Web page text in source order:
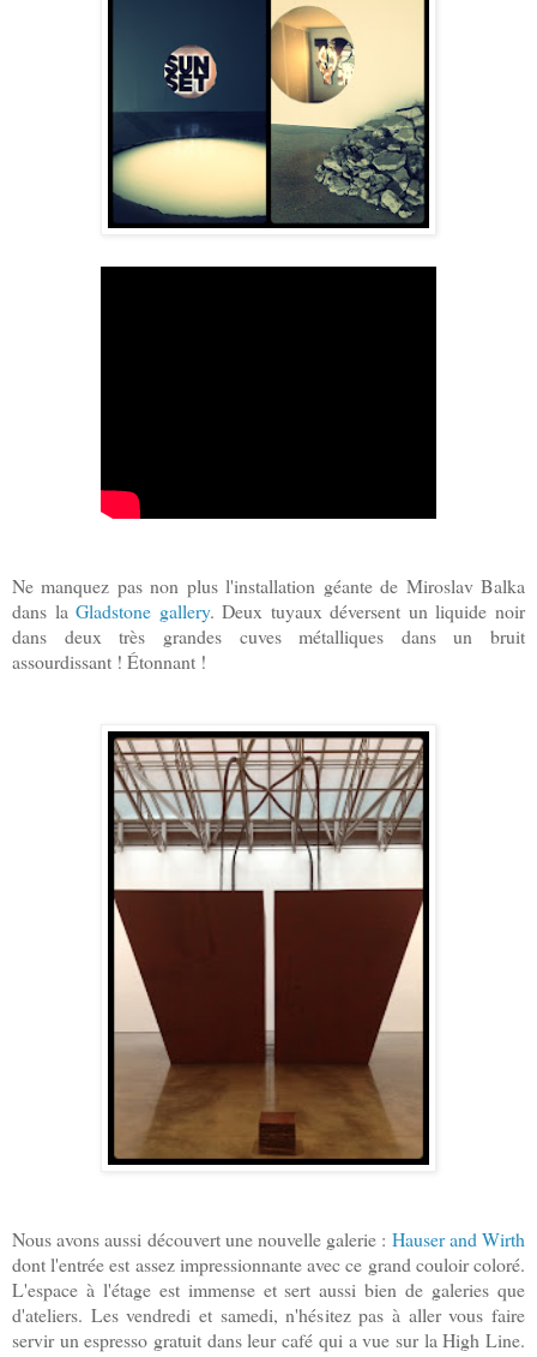
Ne manquez pas non plus l'installation géante de Miroslav Balka
dans laGladstone gallery. Deux tuyaux déversent un liquide noir
dans deux très grandes cuves métalliques dans un bruit
assourdissant ! Étonnant !
Nous avons aussi découvert une nouvelle galerie : Hauser and Wirth
dont l'entrée est assez impressionnante avec ce grand couloir coloré.
L'espace à l'étage est immense et sert aussi bien de galeries que
d'ateliers. Les vendredi et samedi, n'hésitez pas à aller vous faire
servir un espresso gratuit dans leur café qui a vue sur la High Line.